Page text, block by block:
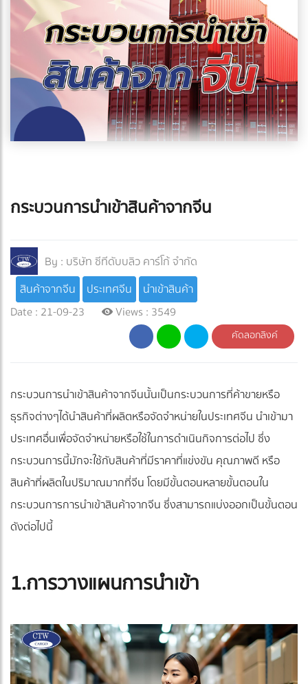
กระบวนการนำเข้าสินค้าจากจีน
By : บริษัท ซีทีดับบลิว คาร์โก้ จำกัด
สินค้าจากจีน
ประเทศจีน
นำเข้าสินค้า
Date : 21-09-23
Views : 3549
คัดลอกลิงค์
กระบวนการนำเข้าสินค้าจากจีนนั้นเป็นกระบวนการที่ค้าขายหรือ
ธุรกิจต่างๆได้นำสินค้าที่ผลิตหรือจัดจำหน่ายในประเทศจีน นำเข้ามา
ประเทศอื่นเพื่อจัดจำหน่ายหรือใช้ในการดำเนินกิจการต่อไป ซึ่ง
กระบวนการนี้มักจะใช้กับสินค้าที่มีราคาที่แข่งขัน คุณภาพดี หรือ
สินค้าที่ผลิตในปริมาณมากที่จีน โดยมีขั้นตอนหลายขั้นตอนใน
กระบวนการการนำเข้าสินค้าจากจีน ซึ่งสามารถแบ่งออกเป็นขั้นตอน
ดังต่อไปนี้
1.การวางแผนการนำเข้า